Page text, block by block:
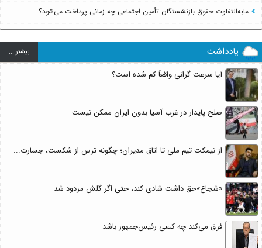
مابه‌التفاوت حقوق بازنشستگان تأمین اجتماعی چه زمانی پرداخت می‌شود؟
یادداشت بيشتر ...
آیا سرعت گرانی واقعاً کم شده است؟
صلح پایدار در غرب آسیا بدون ایران ممکن نیست
از نیمکت تیم ملی تا اتاق مدیران؛ چگونه ترس از شکست، جسارت...
«شجاع»حق داشت شادی کند، حتی اگر گلش مردود شد
فرق می‌کند چه کسی رئیس‌جمهور باشد